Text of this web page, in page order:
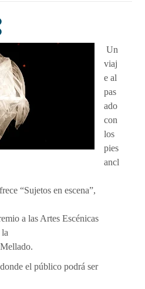
Un
viaj
e al
pas
ado
con
los
pies
ancl
“Sujetos en escena”,
a las Artes Escénicas
la
el público podrá ser